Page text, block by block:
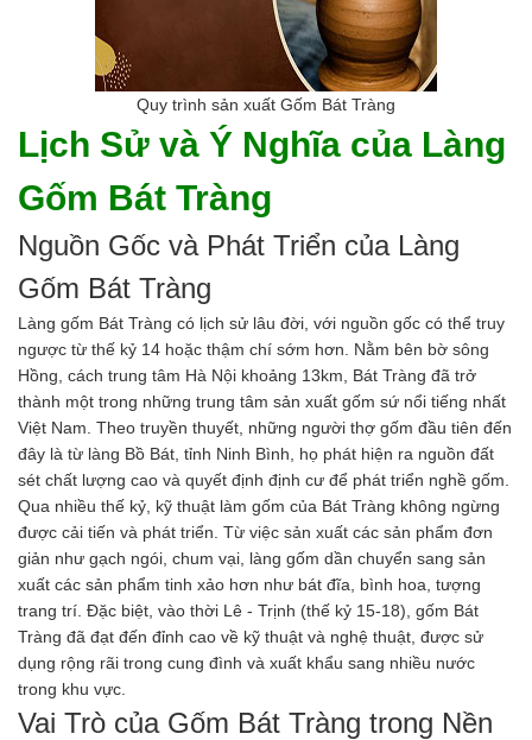
Men vi sinh EM gốc
Bổ sung khoáng chất
Bổ gan và giải độc gan
Bổ sung dinh dưỡng tăng trọng
Hấp thụ khí độc Yucca
HÓA CHẤT XỬ LÝ NƯỚC
Xử lý nước sinh hoạt
Xử lý nước thải
Xử lý nước giếng khoan
Xử lý nước khác
DUNG MÔI CÔNG NGHIỆP
Pha sơn nước
Pha sơn epoxy
Pha sơn dầu
Pha sơn tĩnh điện
Dung môi khác
HƯƠNG LIỆU TINH DẦU
HÓA CHẤT CÔNG NGHIỆP
Axit
Hóa chất khác
Kiềm
Muối
Kim loại màu
Oxit kim loại
HÓA CHẤT THÍ NGHIỆM
Quy trình sản xuất Gốm Bát Tràng
Lịch Sử và Ý Nghĩa của Làng
Gốm Bát Tràng
Nguồn Gốc và Phát Triển của Làng
Gốm Bát Tràng
Làng gốm Bát Tràng có lịch sử lâu đời, với nguồn gốc có thể truy
ngược từ thế kỷ 14 hoặc thậm chí sớm hơn. Nằm bên bờ sông
Hồng, cách trung tâm Hà Nội khoảng 13km, Bát Tràng đã trở
thành một trong những trung tâm sản xuất gốm sứ nổi tiếng nhất
Việt Nam. Theo truyền thuyết, những người thợ gốm đầu tiên đến
đây là từ làng Bồ Bát, tỉnh Ninh Bình, họ phát hiện ra nguồn đất
sét chất lượng cao và quyết định định cư để phát triển nghề gốm.
Qua nhiều thế kỷ, kỹ thuật làm gốm của Bát Tràng không ngừng
được cải tiến và phát triển. Từ việc sản xuất các sản phẩm đơn
giản như gạch ngói, chum vại, làng gốm dần chuyển sang sản
xuất các sản phẩm tinh xảo hơn như bát đĩa, bình hoa, tượng
trang trí. Đặc biệt, vào thời Lê - Trịnh (thế kỷ 15-18), gốm Bát
Tràng đã đạt đến đỉnh cao về kỹ thuật và nghệ thuật, được sử
dụng rộng rãi trong cung đình và xuất khẩu sang nhiều nước
trong khu vực.
Vai Trò của Gốm Bát Tràng trong Nền